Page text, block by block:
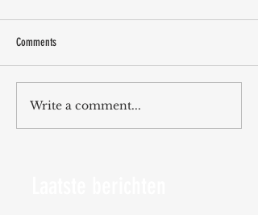
Comments
Write a comment...